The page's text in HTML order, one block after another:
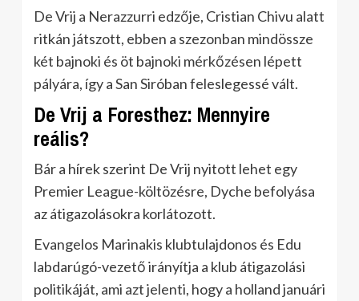
De Vrij a Nerazzurri edzője, Cristian Chivu alatt
ritkán játszott, ebben a szezonban mindössze
két bajnoki és öt bajnoki mérkőzésen lépett
pályára, így a San Siróban feleslegessé vált.
De Vrij a Foresthez: Mennyire
reális?
Bár a hírek szerint De Vrij nyitott lehet egy
Premier League-költözésre, Dyche befolyása
az átigazolásokra korlátozott.
Evangelos Marinakis klubtulajdonos és Edu
labdarúgó-vezető irányítja a klub átigazolási
politikáját, ami azt jelenti, hogy a holland januári